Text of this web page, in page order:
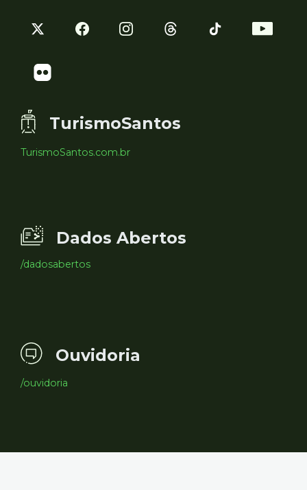
TurismoSantos
TurismoSantos.com.br
Dados Abertos
/dadosabertos
Ouvidoria
/ouvidoria